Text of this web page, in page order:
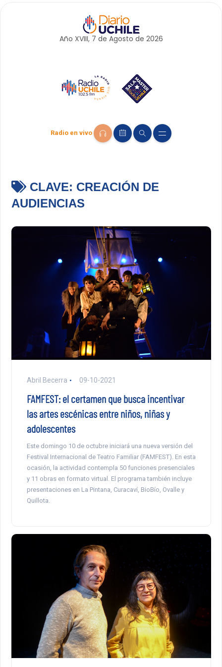
Año XVIII, 7 de Agosto de 2026
Radio en vivo
CLAVE: CREACIÓN DE
AUDIENCIAS
Abril Becerra 09-10-2021
FAMFEST: el certamen que busca incentivar
las artes escénicas entre niños, niñas y
adolescentes
Este domingo 10 de octubre iniciará una nueva versión del
Festival Internacional de Teatro Familiar (FAMFEST). En esta
ocasión, la actividad contempla 50 funciones presenciales
y 11 obras en formato virtual. El programa también incluye
presentaciones en La Pintana, Curacaví, BioBío, Ovalle y
Quillota.